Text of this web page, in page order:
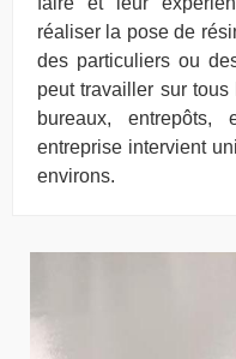
réaliser la pose de
des particuliers ou
peut travailler sur
bureaux,
entreprise intervient
environs.